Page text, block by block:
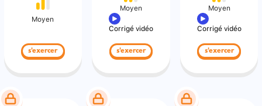
Moyen
s'exercer
Moyen
Corrigé vidéo
s'exercer
Moyen
Corrigé vidéo
s'exercer